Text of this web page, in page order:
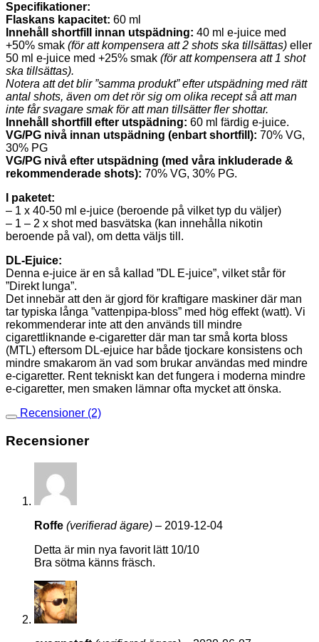
Specifikationer:
Flaskans kapacitet: 60 ml
Innehåll shortfill innan utspädning: 40 ml e-juice med
+50% smak (för att kompensera att 2 shots ska tillsättas) eller
50 ml e-juice med +25% smak (för att kompensera att 1 shot
ska tillsättas).
Notera att det blir ”samma produkt” efter utspädning med rätt
antal shots, även om det rör sig om olika recept så att man
inte får svagare smak för att man tillsätter fler shottar.
Innehåll shortfill efter utspädning: 60 ml färdig e-juice.
VG/PG nivå innan utspädning (enbart shortfill): 70% VG,
30% PG
VG/PG nivå efter utspädning (med våra inkluderade &
rekommenderade shots): 70% VG, 30% PG.
I paketet:
– 1 x 40-50 ml e-juice (beroende på vilket typ du väljer)
– 1 – 2 x shot med basvätska (kan innehålla nikotin
beroende på val), om detta väljs till.
DL-Ejuice:
Denna e-juice är en så kallad ”DL E-juice”, vilket står för
”Direkt lunga”.
Det innebär att den är gjord för kraftigare maskiner där man
tar typiska långa ”vattenpipa-bloss” med hög effekt (watt). Vi
rekommenderar inte att den används till mindre
cigarettliknande e-cigaretter där man tar små korta bloss
(MTL) eftersom DL-ejuice har både tjockare konsistens och
mindre smakarom än vad som brukar användas med mindre
e-cigaretter. Rent tekniskt kan det fungera i moderna mindre
e-cigaretter, men smaken lämnar ofta mycket att önska.
Recensioner (2)
Recensioner
Roffe (verifierad ägare) – 2019-12-04
Detta är min nya favorit lätt 10/10
Bra sötma känns fräsch.